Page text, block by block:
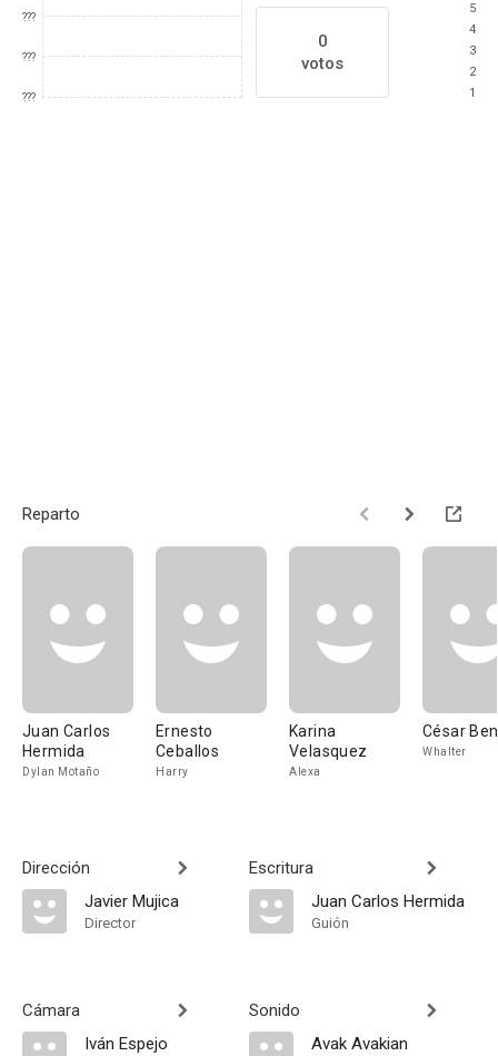
???
???
???
0
votos
5
4
3
2
1
Reparto
Juan Carlos
Hermida
Dylan Motaño
Ernesto
Ceballos
Harry
Karina
Velasquez
Alexa
César
Whalter
Dirección
Javier Mujica
Director
Cámara
Iván Espejo
Escritura
Juan Carlos Hermida
Guión
Sonido
Avak Avakian